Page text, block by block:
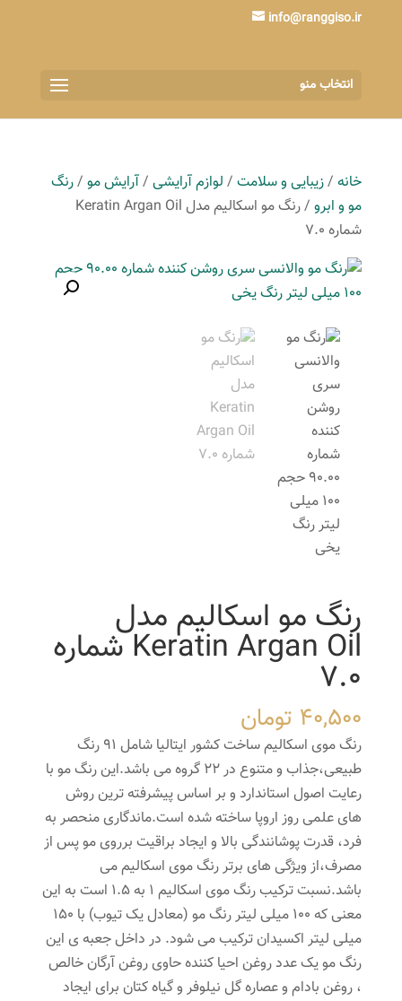
info@ranggiso.ir
انتخاب منو
خانه/زیبایی و سلامت/ لوازم آرایشی/آرایش مو/رنگ
مو و ابرو
/ رنگ مو اسکالیم مدل Keratin Argan Oil
شماره 7.0
رنگ مو اسکالیم مدل
Keratin Argan Oil شماره
7.0
40,500 تومان
رنگ موی اسکالیم ساخت کشور ایتالیا شامل 91 رنگ
طبیعی،جذاب و متنوع در 22 گروه می باشد.این رنگ مو با
رعایت اصول استاندارد و بر اساس پیشرفته ترین روش
های علمی روز اروپا ساخته شده است.ماندگاری منحصر به
فرد، قدرت پوشانندگی بالا و ایجاد براقیت برروی مو پس از
مصرف،از ویژگی های برتر رنگ موی اسکالیم می
باشد.نسبت ترکیب رنگ موی اسکالیم 1 به 1.5 است به این
معنی که 100 میلی لیتر رنگ مو (معادل یک تیوب) با 150
میلی لیتر اکسیدان ترکیب می شود. در داخل جعبه ی این
رنگ مو یک عدد روغن احیا کننده حاوی روغن آرگان خالص
، روغن بادام و عصاره گل نیلوفر و گیاه کتان برای ایجاد